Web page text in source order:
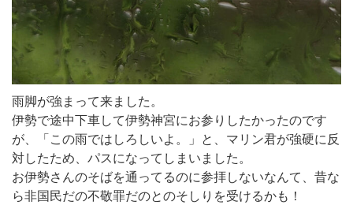
雨脚が強まって来ました。
伊勢で途中下車して伊勢神宮にお参りしたかったのです
が、「この雨ではしろしいよ。」と、マリン君が強硬に反
対したため、パスになってしまいました。
お伊勢さんのそばを通ってるのに参拝しないなんて、昔な
ら非国民だの不敬罪だのとのそしりを受けるかも！